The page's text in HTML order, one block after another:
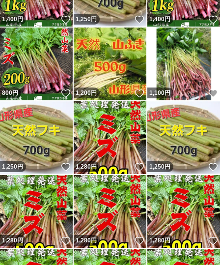
1,400円 いいね！
1,250円 いいね！
1,400円
800円 いいね！
1,200円 いいね！
1,100円
1,250円 いいね！
1,280円 いいね！
1,250円
1,280円 いいね！
1,280円 いいね！
1,280円